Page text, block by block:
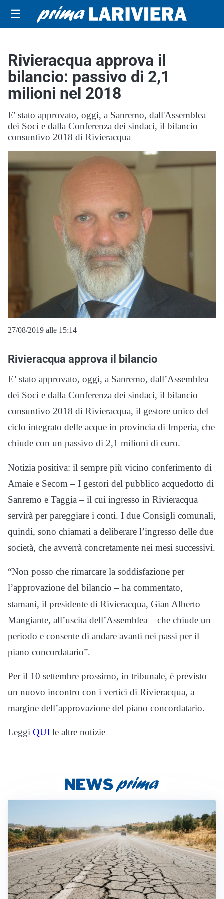
☰
Rivieracqua approva il
bilancio: passivo di 2,1
milioni nel 2018
E' stato approvato, oggi, a Sanremo, dall'Assemblea
dei Soci e dalla Conferenza dei sindaci, il bilancio
consuntivo 2018 di Rivieracqua
27/08/2019 alle 15:14
Rivieracqua approva il bilancio
E’ stato approvato, oggi, a Sanremo, dall’Assemblea
dei Soci e dalla Conferenza dei sindaci, il bilancio
consuntivo 2018 di Rivieracqua, il gestore unico del
ciclo integrato delle acque in provincia di Imperia, che
chiude con un passivo di 2,1 milioni di euro.
Notizia positiva: il sempre più vicino conferimento di
Amaie e Secom – I gestori del pubblico acquedotto di
Sanremo e Taggia – il cui ingresso in Rivieracqua
servirà per pareggiare i conti. I due Consigli comunali,
quindi, sono chiamati a deliberare l’ingresso delle due
società, che avverrà concretamente nei mesi successivi.
“Non posso che rimarcare la soddisfazione per
l’approvazione del bilancio – ha commentato,
stamani, il presidente di Rivieracqua, Gian Alberto
Mangiante, all’uscita dell’Assemblea – che chiude un
periodo e consente di andare avanti nei passi per il
piano concordatario”.
Per il 10 settembre prossimo, in tribunale, è previsto
un nuovo incontro con i vertici di Rivieracqua, a
margine dell’approvazione del piano concordatario.
Leggi QUI le altre notizie